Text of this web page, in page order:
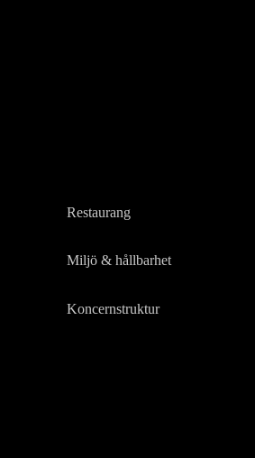
Restaurang
Miljö & hållbarhet
Koncernstruktur